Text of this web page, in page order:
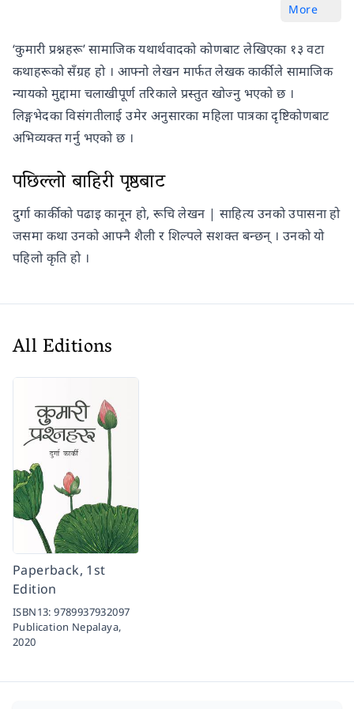
More
‘कुमारी प्रश्नहरू’ सामाजिक यथार्थवादको कोणबाट लेखिएका १३ वटा
कथाहरूको सँग्रह हो । आफ्नो लेखन मार्फत लेखक कार्कीले सामाजिक
न्यायको मुद्दामा चलाखीपूर्ण तरिकाले प्रस्तुत खोज्नु भएको छ ।
लिङ्गभेदका विसंगतीलाई उमेर अनुसारका महिला पात्रका दृष्टिकोणबाट
अभिव्यक्त गर्नु भएको छ ।
पछिल्लो बाहिरी पृष्ठबाट
दुर्गा कार्कीको पढाइ कानून हो, रूचि लेखन | साहित्य उनको उपासना हो
जसमा कथा उनको आफ्नै शैली र शिल्पले सशक्त बन्छन् । उनको यो
पहिलो कृति हो ।
All Editions
Paperback, 1st
Edition
ISBN13:9789937932097
Publication Nepalaya,
2020